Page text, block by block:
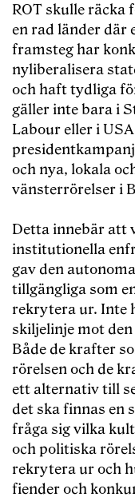
ROT skulle räcka
en rad länder där
framsteg har
nyliberalisera
och haft tydliga
gäller inte bara i
Labour eller i
och nya, lokala
vänsterrörelser i
Detta innebär att
institutionella
gav den
tillgängliga som
rekrytera ur. Inte
skiljelinje mot
Både de krafter
rörelsen och de
ett alternativ till
det ska finnas en
fråga sig vilka
och politiska
rekrytera ur och
fiender och